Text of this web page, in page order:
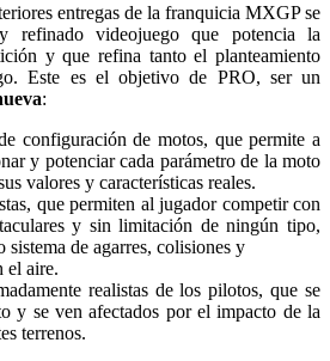
entregas de la franquicia MXGP se
refinado videojuego que potencia la
y que refina tanto el planteamiento
Este es el objetivo de PRO, ser un
:
configuración de motos, que permite a
y potenciar cada parámetro de la moto
valores y características reales.
que permiten al jugador competir con
y sin limitación de ningún tipo,
sistema de agarres, colisiones y
el aire.
realistas de los pilotos, que se
y se ven afectados por el impacto de la
terrenos.